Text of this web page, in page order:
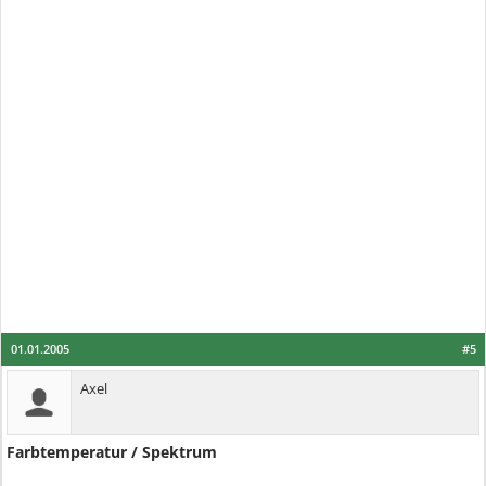
#5
01.01.2005
Axel
Farbtemperatur / Spektrum